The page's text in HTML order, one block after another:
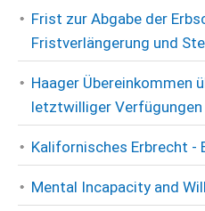
Frist zur Abgabe der
Fristverlängerung und
Haager Übereinkommen
letztwilliger Verfügungen
Kalifornisches Erbrecht -
Mental Incapacity and